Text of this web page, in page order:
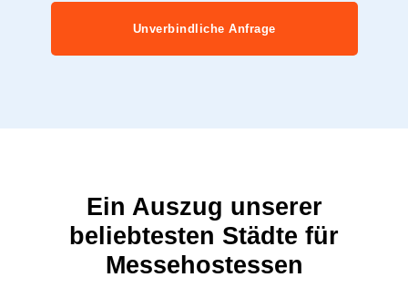
Unverbindliche Anfrage
Ein Auszug unserer
beliebtesten Städte für
Messehostessen